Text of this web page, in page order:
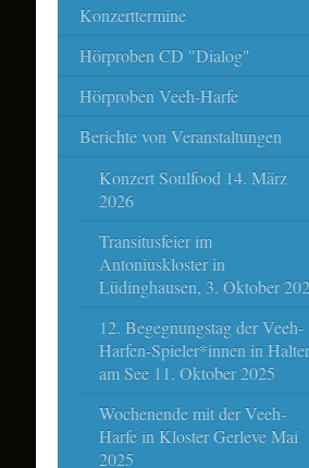
Konzerttermine
Hörproben CD "Dialog"
Hörproben Veeh-Harfe
Berichte von Veranstaltungen
Konzert Soulfood 14. März
2026
Transitusfeier im
Antoniuskloster in
Lüdinghausen, 3. Oktober
12. Begegnungstag der Veeh-
Harfen-Spieler*innen in
am See 11. Oktober 2025
Wochenende mit der Veeh-
Harfe in Kloster Gerleve Mai
2025